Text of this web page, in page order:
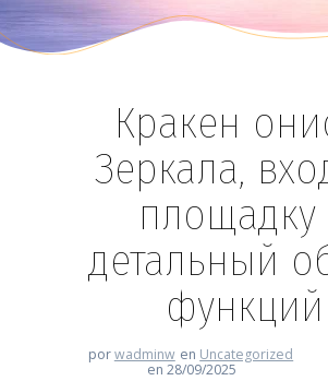
Кракен
Зеркала,
площадку
детальный
функций
porwadminw en Uncategorized
en 28/09/2025